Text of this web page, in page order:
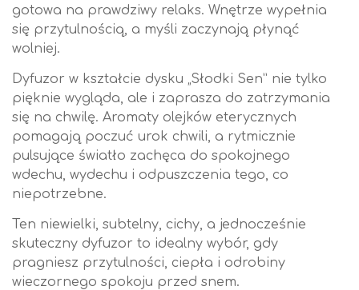
gotowa na prawdziwy relaks. Wnętrze wypełnia
się przytulnością, a myśli zaczynają płynąć
wolniej.
Dyfuzor w kształcie dysku „Słodki Sen” nie tylko
pięknie wygląda, ale i zaprasza do zatrzymania
się na chwilę. Aromaty olejków eterycznych
pomagają poczuć urok chwili, a rytmicznie
pulsujące światło zachęca do spokojnego
wdechu, wydechu i odpuszczenia tego, co
niepotrzebne.
Ten niewielki, subtelny, cichy, a jednocześnie
skuteczny dyfuzor to idealny wybór, gdy
pragniesz przytulności, ciepła i odrobiny
wieczornego spokoju przed snem.